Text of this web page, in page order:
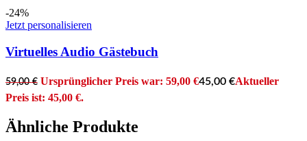
-24%
Jetzt personalisieren
Virtuelles Audio Gästebuch
59,00€ Ursprünglicher Preis war: 59,00 €45,00€Aktueller
Preis ist: 45,00 €.
Ähnliche Produkte